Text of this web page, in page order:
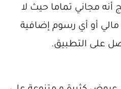
أنه مجاني تماما حيث لا
مالي أو أي رسوم إضافية
على التطبيق.